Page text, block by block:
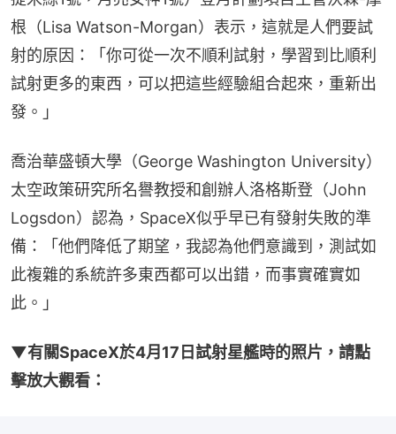
根（Lisa Watson-Morgan）表示，這就是人們要試
射的原因：「你可從一次不順利試射，學習到比順利
試射更多的東西，可以把這些經驗組合起來，重新出
發。」
喬治華盛頓大學（George Washington University）
太空政策研究所名譽教授和創辦人洛格斯登（John
Logsdon）認為，SpaceX似乎早已有發射失敗的準
備：「他們降低了期望，我認為他們意識到，測試如
此複雜的系統許多東西都可以出錯，而事實確實如
此。」
▼有關SpaceX於4月17日試射星艦時的照片，請點
擊放大觀看：